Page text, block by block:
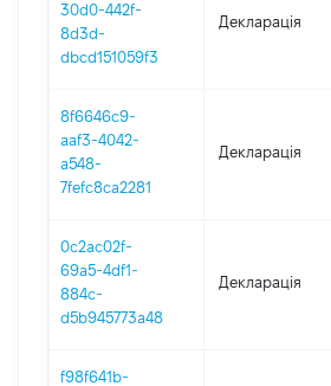
30d0-442f-
8d3d-
dbcd151059f3
Декларація
8f6646c9-
aaf3-4042-
a548-
7fefc8ca2281
Декларація
0c2ac02f-
69a5-4df1-
884c-
d5b945773a48
Декларація
f98f641b-